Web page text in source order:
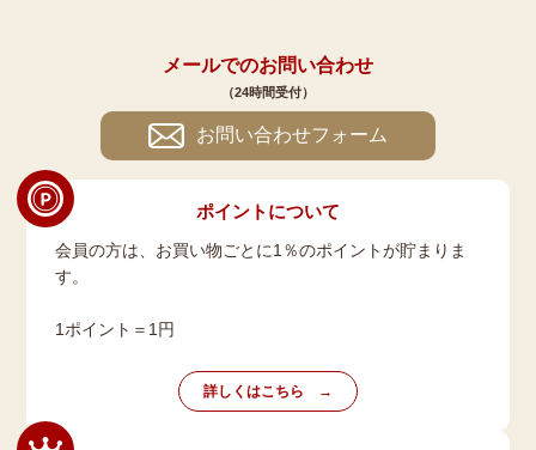
メールでのお問い合わせ
（24時間受付）
お問い合わせフォーム
ポイントについて
会員の方は、お買い物ごとに1％のポイントが貯まりま
す。
1ポイント＝1円
詳しくはこちら